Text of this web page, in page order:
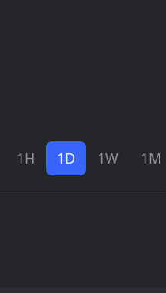
1H 1D 1W 1M